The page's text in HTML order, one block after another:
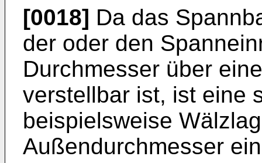
[0018] Da das
der oder den
Durchmesser über
verstellbar ist, ist eine
beispielsweise
Außendurchmesser